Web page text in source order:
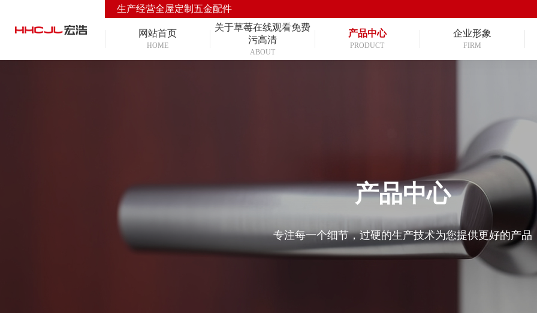
生产经营全屋定制五金配件
网站首页
HOME
关于草莓在线观看免费
污高清
ABOUT
产品中心
PRODUCT
企业形象
FIRM
产品中心
专注每一个细节，过硬的生产技术为您提供更好的产品